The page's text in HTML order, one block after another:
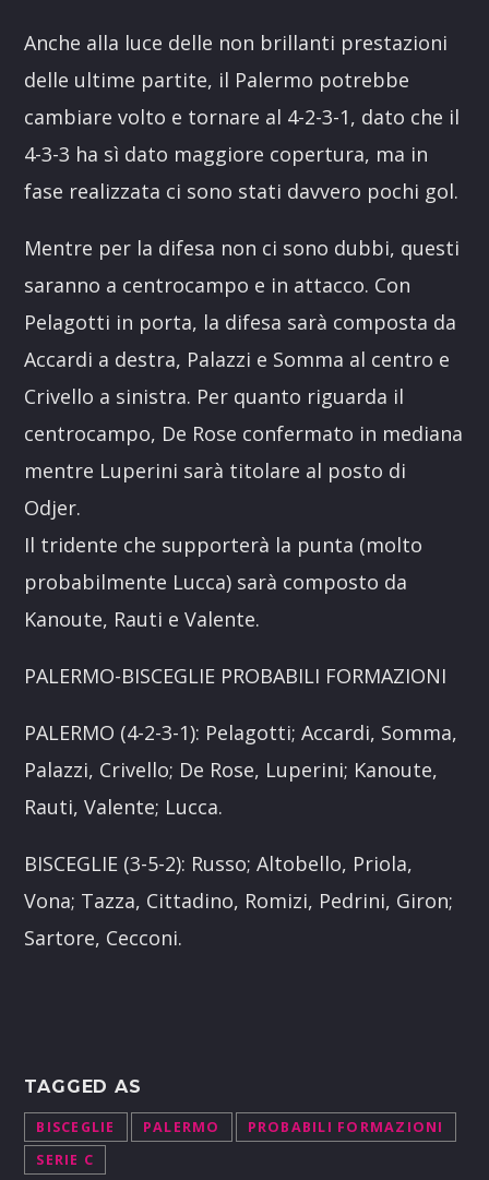
Anche alla luce delle non brillanti prestazioni
delle ultime partite, il Palermo potrebbe
cambiare volto e tornare al 4-2-3-1, dato che il
4-3-3 ha sì dato maggiore copertura, ma in
fase realizzata ci sono stati davvero pochi gol.
Mentre per la difesa non ci sono dubbi, questi
saranno a centrocampo e in attacco. Con
Pelagotti in porta, la difesa sarà composta da
Accardi a destra, Palazzi e Somma al centro e
Crivello a sinistra. Per quanto riguarda il
centrocampo, De Rose confermato in mediana
mentre Luperini sarà titolare al posto di
Odjer.
Il tridente che supporterà la punta (molto
probabilmente Lucca) sarà composto da
Kanoute, Rauti e Valente.
PALERMO-BISCEGLIE PROBABILI FORMAZIONI
PALERMO (4-2-3-1): Pelagotti; Accardi, Somma,
Palazzi, Crivello; De Rose, Luperini; Kanoute,
Rauti, Valente; Lucca.
BISCEGLIE (3-5-2): Russo; Altobello, Priola,
Vona; Tazza, Cittadino, Romizi, Pedrini, Giron;
Sartore, Cecconi.
TAGGED AS
BISCEGLIE PALERMO
PROBABILI FORMAZIONI
SERIE C